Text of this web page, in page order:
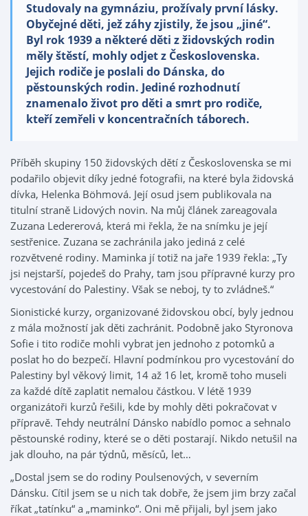
Studovaly na gymnáziu, prožívaly první lásky.
Obyčejné děti, jež záhy zjistily, že jsou „jiné“.
Byl rok 1939 a některé děti z židovských rodin
měly štěstí, mohly odjet z Československa.
Jejich rodiče je poslali do Dánska, do
pěstounských rodin. Jediné rozhodnutí
znamenalo život pro děti a smrt pro rodiče,
kteří zemřeli v koncentračních táborech.
Příběh skupiny 150 židovských dětí z Československa se mi
podařilo objevit díky jedné fotografii, na které byla židovská
dívka, Helenka Böhmová. Její osud jsem publikovala na
titulní straně Lidových novin. Na můj článek zareagovala
Zuzana Ledererová, která mi řekla, že na snímku je její
sestřenice. Zuzana se zachránila jako jediná z celé
rozvětvené rodiny. Maminka jí totiž na jaře 1939 řekla: „Ty
jsi nejstarší, pojedeš do Prahy, tam jsou přípravné kurzy pro
vycestování do Palestiny. Však se neboj, ty to zvládneš.“
Sionistické kurzy, organizované židovskou obcí, byly jednou
z mála možností jak děti zachránit. Podobně jako Styronova
Sofie i tito rodiče mohli vybrat jen jednoho z potomků a
poslat ho do bezpečí. Hlavní podmínkou pro vycestování do
Palestiny byl věkový limit, 14 až 16 let, kromě toho museli
za každé dítě zaplatit nemalou částkou. V létě 1939
organizátoři kurzů řešili, kde by mohly děti pokračovat v
přípravě. Tehdy neutrální Dánsko nabídlo pomoc a sehnalo
pěstounské rodiny, které se o děti postarají. Nikdo netušil na
jak dlouho, na pár týdnů, měsíců, let…
„Dostal jsem se do rodiny Poulsenových, v severním
Dánsku. Cítil jsem se u nich tak dobře, že jsem jim brzy začal
říkat „tatínku“ a „maminko“. Oni mě přijali, byl jsem jako